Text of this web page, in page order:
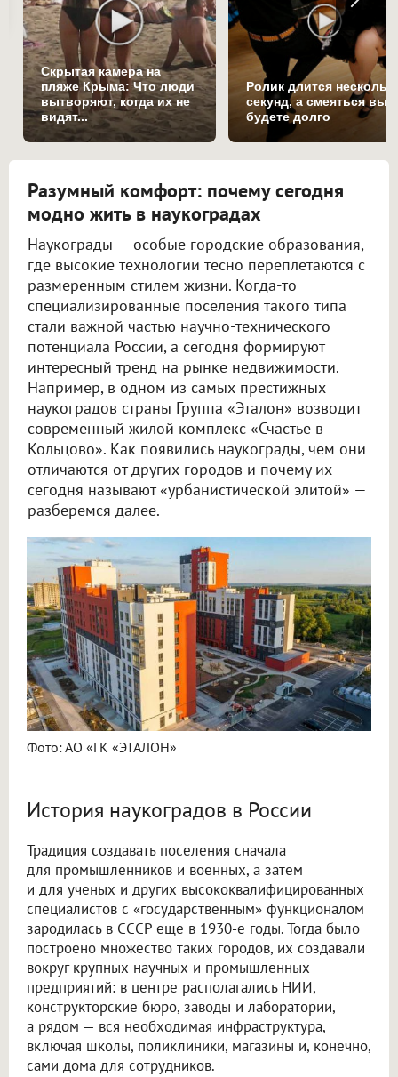
Скрытая камера на
пляже Крыма: Что люди
вытворяют, когда их не
видят...
Ролик длится
секунд, а смеяться вы
будете долго
Разумный комфорт: почему сегодня
модно жить в наукоградах
Наукограды — особые городские образования,
где высокие технологии тесно переплетаются с
размеренным стилем жизни. Когда-то
специализированные поселения такого типа
стали важной частью научно-технического
потенциала России, а сегодня формируют
интересный тренд на рынке недвижимости.
Например, в одном из самых престижных
наукоградов страны Группа «Эталон» возводит
современный жилой комплекс «Счастье в
Кольцово». Как появились наукограды, чем они
отличаются от других городов и почему их
сегодня называют «урбанистической элитой» —
разберемся далее.
Фото: АО «ГК «ЭТАЛОН»
История наукоградов в России
Традиция создавать поселения сначала
для промышленников и военных, а затем
и для ученых и других высококвалифицированных
специалистов с «государственным» функционалом
зародилась в СССР еще в 1930-е годы. Тогда было
построено множество таких городов, их создавали
вокруг крупных научных и промышленных
предприятий: в центре располагались НИИ,
конструкторские бюро, заводы и лаборатории,
а рядом — вся необходимая инфраструктура,
включая школы, поликлиники, магазины и, конечно,
сами дома для сотрудников.